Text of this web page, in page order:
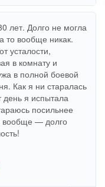
лет. Долго не могла
то вообще никак.
усталости,
в комнату и
в полной боевой
Как я ни старалась
день я испытала
посильнее
вообще — долго